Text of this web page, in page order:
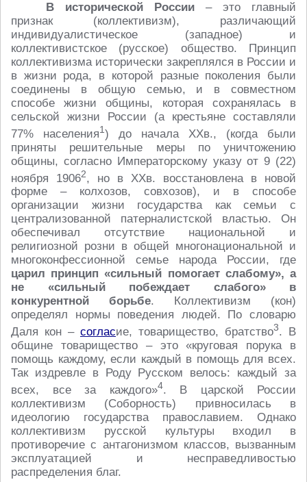
В исторической России – это главный
признак (коллективизм), различающий
индивидуалистическое (западное) и
коллективистское (русское) общество. Принцип
коллективизма исторически закреплялся в России и
в жизни рода, в которой разные поколения были
соединены в общую семью, и в совместном
способе жизни общины, которая сохранялась в
сельской жизни России (а крестьяне составляли
77% населения1) до начала XXв., (когда были
приняты решительные меры по уничтожению
общины, согласно Императорскому указу от 9 (22)
ноября 19062, но в ХХв. восстановлена в новой
форме – колхозов, совхозов), и в способе
организации жизни государства как семьи с
централизованной патерналистской властью. Он
обеспечивал отсутствие национальной и
религиозной розни в общей многонациональной и
многоконфессионной семье народа России, где
царил принцип «сильный помогает слабому», а
не «сильный побеждает слабого» в
конкурентной борьбе. Коллективизм (кон)
определял нормы поведения людей. По словарю
Даля кон – согласие, товарищество, братство3. В
общине товарищество – это «круговая порука в
помощь каждому, если каждый в помощь для всех.
Так издревле в Роду Русском велось: каждый за
всех, все за каждого»4. В царской России
коллективизм (Соборность) привносилась в
идеологию государства православием. Однако
коллективизм русской культуры входил в
противоречие с антагонизмом классов, вызванным
эксплуатацией и несправедливостью
распределения благ.